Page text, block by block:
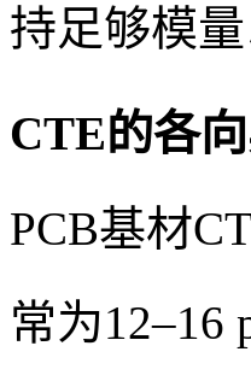
持足够模
CTE的各
PCB基材
常为12–16